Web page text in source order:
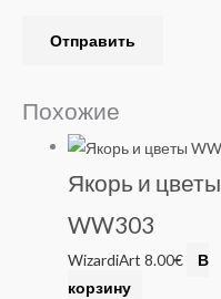
Похожие
Якорь и цветы
WW303
WizardiArt8.00€
В
корзину